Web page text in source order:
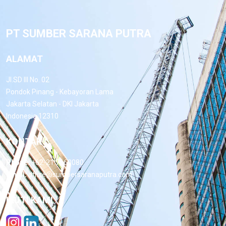
PT SUMBER SARANA PUTRA
ALAMAT
Jl.SD III No. 02
Pondok Pinang - Kebayoran Lama
Jakarta Selatan - DKI Jakarta
Indonesia 12310
KONTAK
Phone: +62-21 7660080
Email:office@sumbersaranaputra.com
IKUTI KAMI